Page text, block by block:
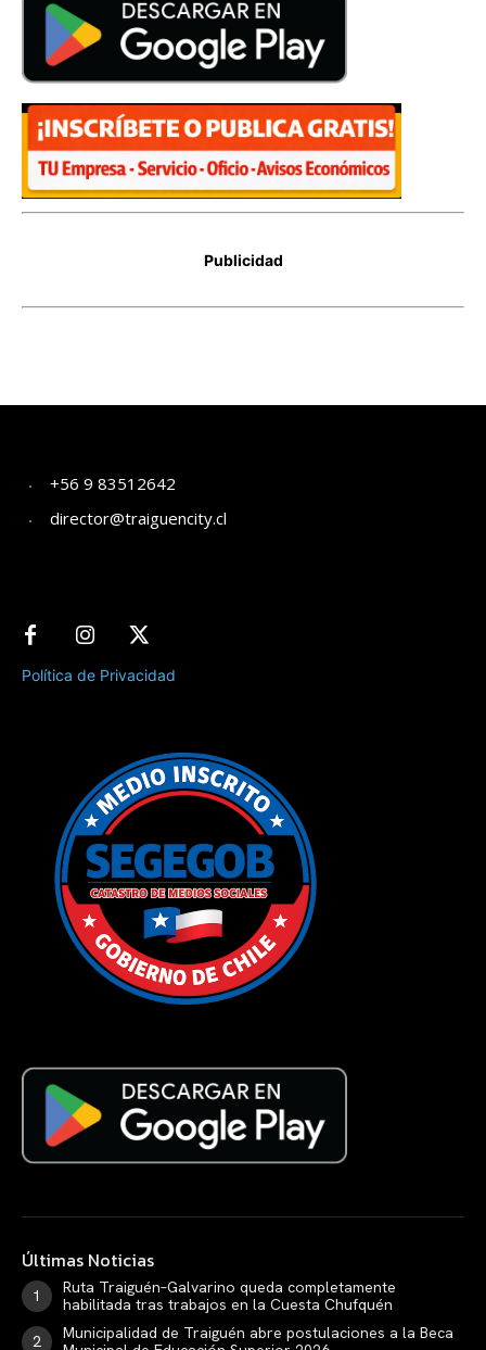
+56 9 83512642
director@traiguencity.cl
Política de Privacidad
Últimas Noticias
Ruta Traiguén–Galvarino queda completamente
habilitada tras trabajos en la Cuesta Chufquén
Municipalidad de Traiguén abre postulaciones a la Beca